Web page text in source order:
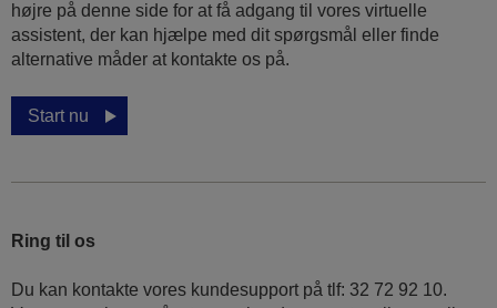
højre på denne side for at få adgang til vores virtuelle
assistent, der kan hjælpe med dit spørgsmål eller finde
alternative måder at kontakte os på.
Start nu
Ring til os
Du kan kontakte vores kundesupport på tlf: 32 72 92 10.